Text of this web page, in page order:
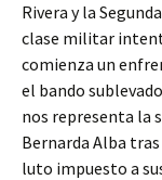
Rivera y la
clase militar
comienza un
el bando
nos representa la
Bernarda Alba
luto impuesto a